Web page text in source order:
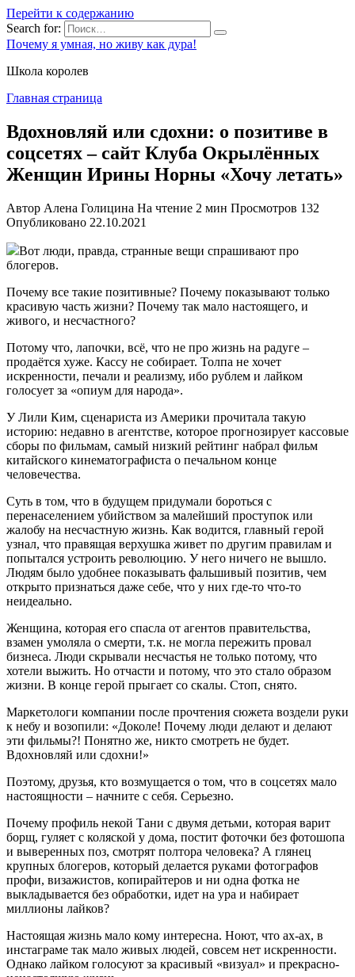
Перейти к содержанию
Search for:
Почему я умная, но живу как дура!
Школа королев
Главная страница
Вдохновляй или сдохни: о позитиве в
соцсетях – сайт Клуба Окрылённых
Женщин Ирины Норны «Хочу летать»
Автор Алена Голицина На чтение 2 мин Просмотров 132
Опубликовано 22.10.2021
Вот люди, правда, странные вещи спрашивают про
блогеров.
Почему все такие позитивные? Почему показывают только
красивую часть жизни? Почему так мало настоящего, и
живого, и несчастного?
Потому что, лапочки, всё, что не про жизнь на радуге –
продаётся хуже. Кассу не собирает. Толпа не хочет
искренности, печали и реализму, ибо рублем и лайком
голосует за «опиум для народа».
У Лили Ким, сценариста из Америки прочитала такую
историю: недавно в агентстве, которое прогнозирует кассовые
сборы по фильмам, самый низкий рейтинг набрал фильм
китайского кинематографиста о печальном конце
человечества.
Суть в том, что в будущем придумали бороться с
перенаселением убийством за малейший проступок или
жалобу на несчастную жизнь. Как водится, главный герой
узнал, что правящая верхушка живет по другим правилам и
попытался устроить революцию. У него ничего не вышло.
Людям было удобнее показывать фальшивый позитив, чем
открыто признаться даже себе, что у них где-то что-то
неидеально.
Женщина, которая его спасла от агентов правительства,
взамен умоляла о смерти, т.к. не могла пережить провал
бизнеса. Люди скрывали несчастья не только потому, что
хотели выжить. Но отчасти и потому, что это стало образом
жизни. В конце герой прыгает со скалы. Стоп, снято.
Маркетологи компании после прочтения сюжета воздели руки
к небу и возопили: «Доколе! Почему люди делают и делают
эти фильмы?! Понятно же, никто смотреть не будет.
Вдохновляй или сдохни!»
Поэтому, друзья, кто возмущается о том, что в соцсетях мало
настоящности – начните с себя. Серьезно.
Почему профиль некой Тани с двумя детьми, которая варит
борщ, гуляет с коляской у дома, постит фоточки без фотошопа
и выверенных поз, смотрят полтора человека? А глянец
крупных блогеров, который делается руками фотографов
профи, визажистов, копирайтеров и ни одна фотка не
выкладывается без обработки, идет на ура и набирает
миллионы лайков?
Настоящая жизнь мало кому интересна. Ноют, что ах-ах, в
инстаграме так мало живых людей, совсем нет искренности.
Однако лайком голосуют за красивый «визуал» и прекрасно-